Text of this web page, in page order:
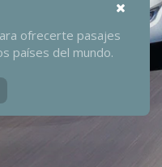
ofrecerte pasajes
países del mundo.